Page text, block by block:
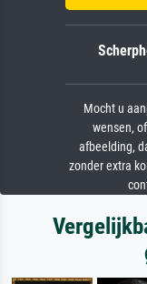
Mocht u
wensen,
afbeelding,
zonder extra